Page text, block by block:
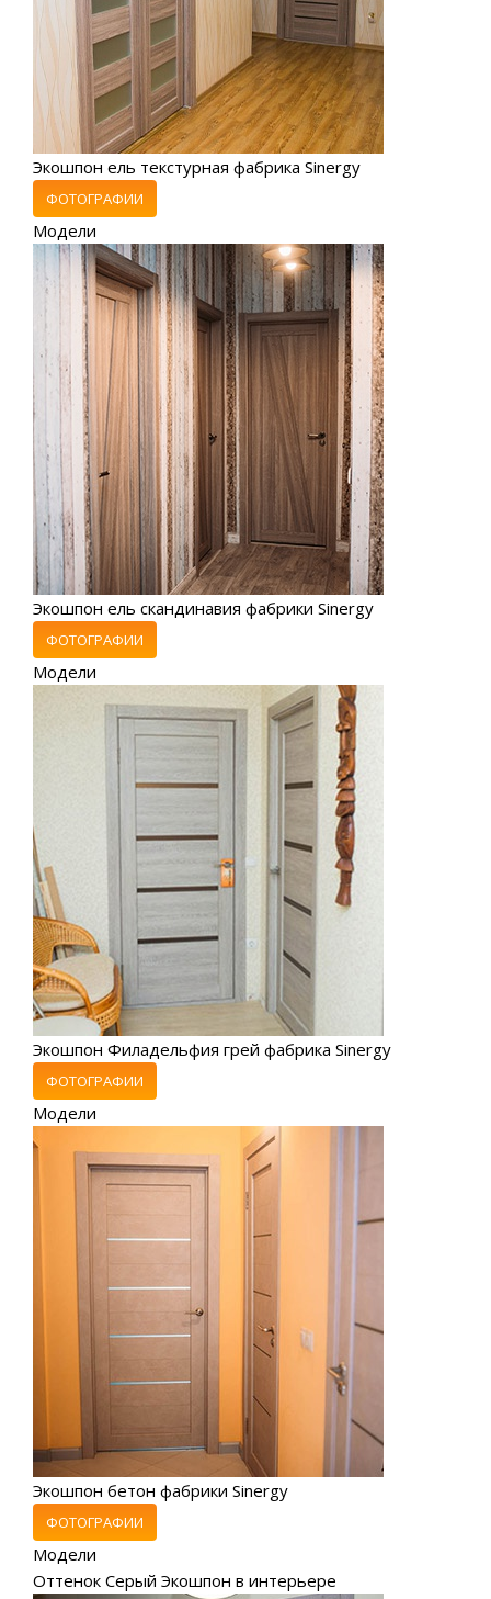
Экошпон ель текстурная фабрика Sinergy
ФОТОГРАФИИ
Модели
Экошпон ель скандинавия фабрики Sinergy
ФОТОГРАФИИ
Модели
Экошпон Филадельфия грей фабрика Sinergy
ФОТОГРАФИИ
Модели
Экошпон бетон фабрики Sinergy
ФОТОГРАФИИ
Модели
Оттенок Серый Экошпон в интерьере